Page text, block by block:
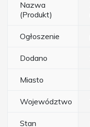
Nazwa
(Produkt)
Ogłoszenie
Dodano
Miasto
Województwo
Stan